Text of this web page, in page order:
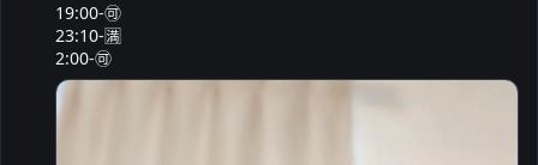
19:00-🉑
23:10-🈵
2:00-🉑